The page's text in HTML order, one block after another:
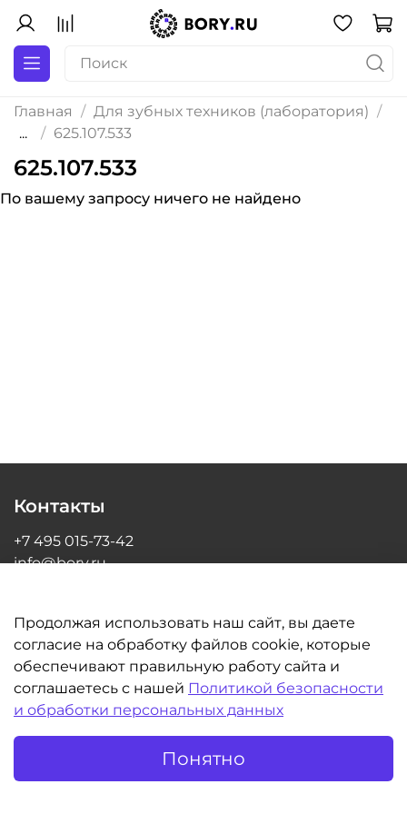
Главная
Для зубных техников (лаборатория)
...
625.107.533
625.107.533
По вашему запросу ничего не найдено
Информация
Клиентам
Контакты
+7 495 015-73-42
info@bory.ru
Продолжая использовать наш сайт, вы даете
согласие на обработку файлов cookie, которые
обеспечивают правильную работу сайта и
соглашаетесь с нашей Политикой безопасности
и обработки персональных данных
Понятно